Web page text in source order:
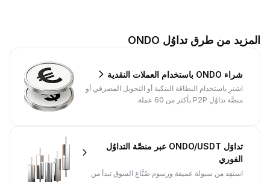
المزيد من طرق تداوُل ONDO
شراء ONDO باستخدام العملات النقدية
اشترِ باستخدام البطاقة البنكية أو التحويل المصرفي أو
منصَّة تداوُل P2P بأكثر من 60 عملة.
تداوَل ONDO/USDT عبر منصَّة التداوُل
الفوري
استفِد من سيولة عميقة ورسوم صُنَّاع السوق تبدأ من